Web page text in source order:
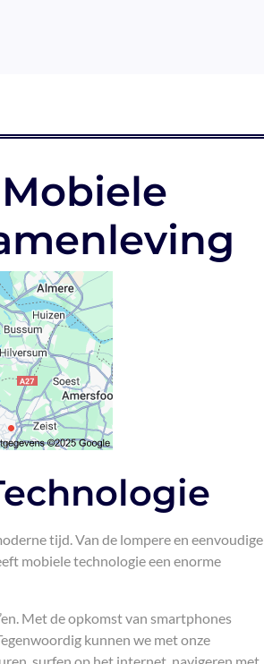
tijd. Van de lompere en eenvoudige
mobiele technologie een enorme
Met de opkomst van smartphones
kunnen we met onze